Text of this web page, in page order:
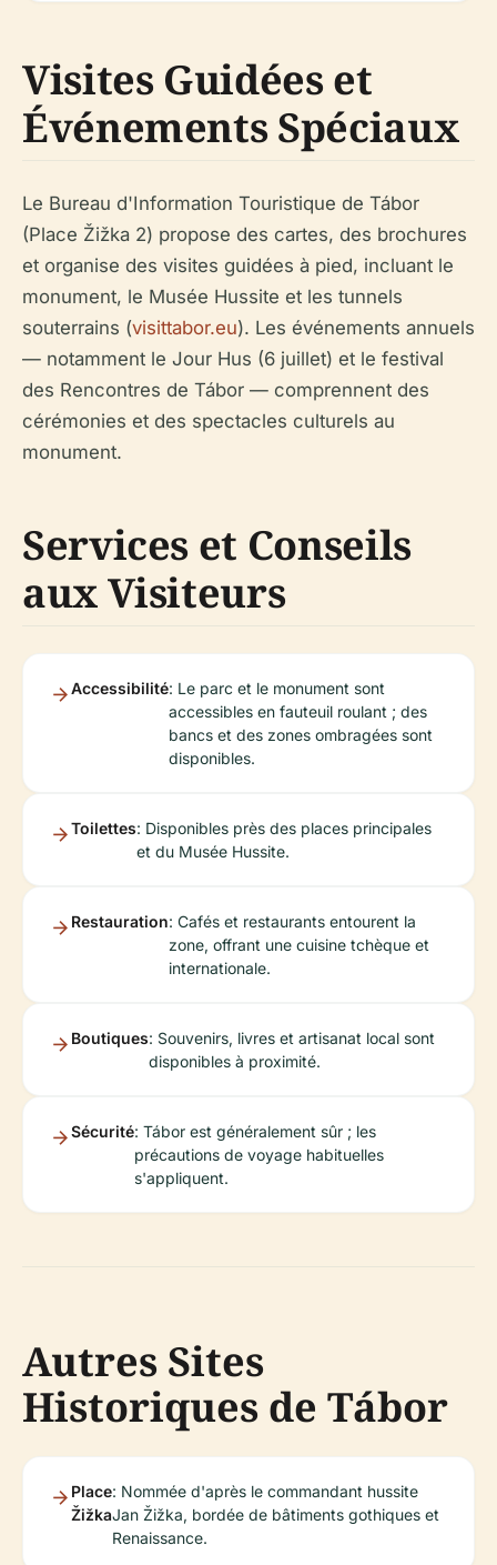
Visites Guidées et
Événements Spéciaux
Le Bureau d'Information Touristique de Tábor
(Place Žižka 2) propose des cartes, des brochures
et organise des visites guidées à pied, incluant le
monument, le Musée Hussite et les tunnels
souterrains (visittabor.eu). Les événements annuels
— notamment le Jour Hus (6 juillet) et le festival
des Rencontres de Tábor — comprennent des
cérémonies et des spectacles culturels au
monument.
Services et Conseils
aux Visiteurs
Accessibilité: Le parc et le monument sont
accessibles en fauteuil roulant ; des
bancs et des zones ombragées sont
disponibles.
Toilettes: Disponibles près des places principales
et du Musée Hussite.
Restauration: Cafés et restaurants entourent la
zone, offrant une cuisine tchèque et
internationale.
Boutiques: Souvenirs, livres et artisanat local sont
disponibles à proximité.
Sécurité: Tábor est généralement sûr ; les
précautions de voyage habituelles
s'appliquent.
Autres Sites
Historiques de Tábor
Place
Žižka
: Nommée d'après le commandant hussite
Jan Žižka, bordée de bâtiments gothiques et
Renaissance.